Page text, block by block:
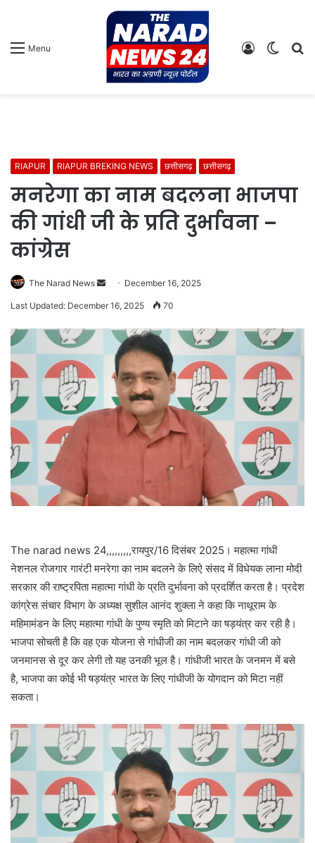
Menu
Switch
Log
RIAPUR RIAPUR BREKING NEWS छत्तीसगढ़ छत्तीसगढ़
मनरेगा का नाम बदलना भाजपा
की गांधी जी के प्रति दुर्भावना –
कांग्रेस
The Narad News
Send December 16, 2025
Last Updated: December 16, 2025 70
The narad news 24,,,,,,,,,रायपुर/16 दिसंबर 2025। महात्मा गांधी
नेशनल रोजगार गारंटी मनरेगा का नाम बदलने के लिऐ संसद में विधेयक लाना मोदी
सरकार की राष्ट्रपिता महात्मा गांधी के प्रति दुर्भावना को प्रदर्शित करता है। प्रदेश
कांग्रेस संचार विभाग के अध्यक्ष सुशील आनंद शुक्ला ने कहा कि नाथूराम के
महिमामंडन के लिए महात्मा गांधी के पुण्य स्मृति को मिटाने का षड़यंत्र कर रही है।
भाजपा सोचती है कि वह एक योजना से गांधीजी का नाम बदलकर गांधी जी को
जनमानस से दूर कर लेगी तो यह उनकी भूल है। गांधीजी भारत के जनमन में बसे
है, भाजपा का कोई भी षड़यंत्र भारत के लिए गांधीजी के योगदान को मिटा नहीं
सकता।